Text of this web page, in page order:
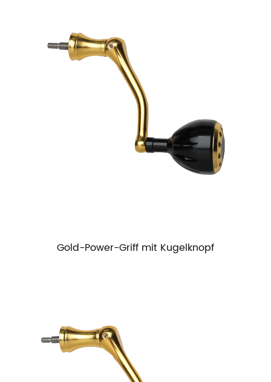
Gold-Power-Griff mit Kugelknopf